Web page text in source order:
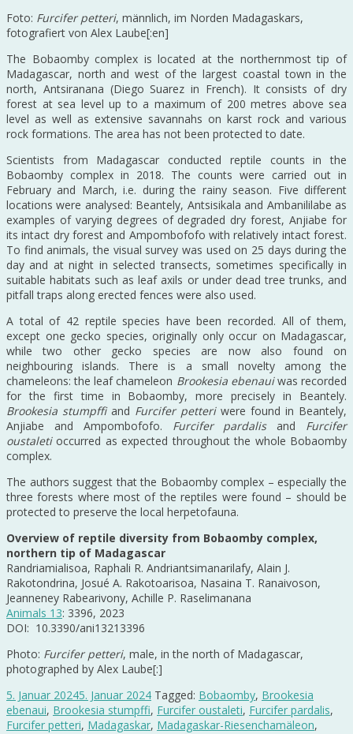
Foto: Furcifer petteri, männlich, im Norden Madagaskars,
fotografiert von Alex Laube[:en]
The Bobaomby complex is located at the northernmost tip of
Madagascar, north and west of the largest coastal town in the
north, Antsiranana (Diego Suarez in French). It consists of dry
forest at sea level up to a maximum of 200 metres above sea
level as well as extensive savannahs on karst rock and various
rock formations. The area has not been protected to date.
Scientists from Madagascar conducted reptile counts in the
Bobaomby complex in 2018. The counts were carried out in
February and March, i.e. during the rainy season. Five different
locations were analysed: Beantely, Antsisikala and Ambanililabe as
examples of varying degrees of degraded dry forest, Anjiabe for
its intact dry forest and Ampombofofo with relatively intact forest.
To find animals, the visual survey was used on 25 days during the
day and at night in selected transects, sometimes specifically in
suitable habitats such as leaf axils or under dead tree trunks, and
pitfall traps along erected fences were also used.
A total of 42 reptile species have been recorded. All of them,
except one gecko species, originally only occur on Madagascar,
while two other gecko species are now also found on
neighbouring islands. There is a small novelty among the
chameleons: the leaf chameleon Brookesia ebenauiwas recorded
for the first time in Bobaomby, more precisely in Beantely.
Brookesia stumpffiand Furcifer petteriwere found in Beantely,
Anjiabe and Ampombofofo. Furcifer pardalisand Furcifer
oustaletioccurred as expected throughout the whole Bobaomby
complex.
The authors suggest that the Bobaomby complex – especially the
three forests where most of the reptiles were found – should be
protected to preserve the local herpetofauna.
Overview of reptile diversity from Bobaomby complex,
northern tip of Madagascar
Randriamialisoa, Raphali R. Andriantsimanarilafy, Alain J.
Rakotondrina, Josué A. Rakotoarisoa, Nasaina T. Ranaivoson,
Jeanneney Rabearivony, Achille P. Raselimanana
Animals 13: 3396, 2023
DOI: 10.3390/ani13213396
Photo: Furcifer petteri, male, in the north of Madagascar,
photographed by Alex Laube[:]
5. Januar 20245. Januar 2024 Tagged: Bobaomby, Brookesia
ebenaui, Brookesia stumpffi, Furcifer oustaleti, Furcifer pardalis,
Furcifer petteri, Madagaskar, Madagaskar-Riesenchamäleon,